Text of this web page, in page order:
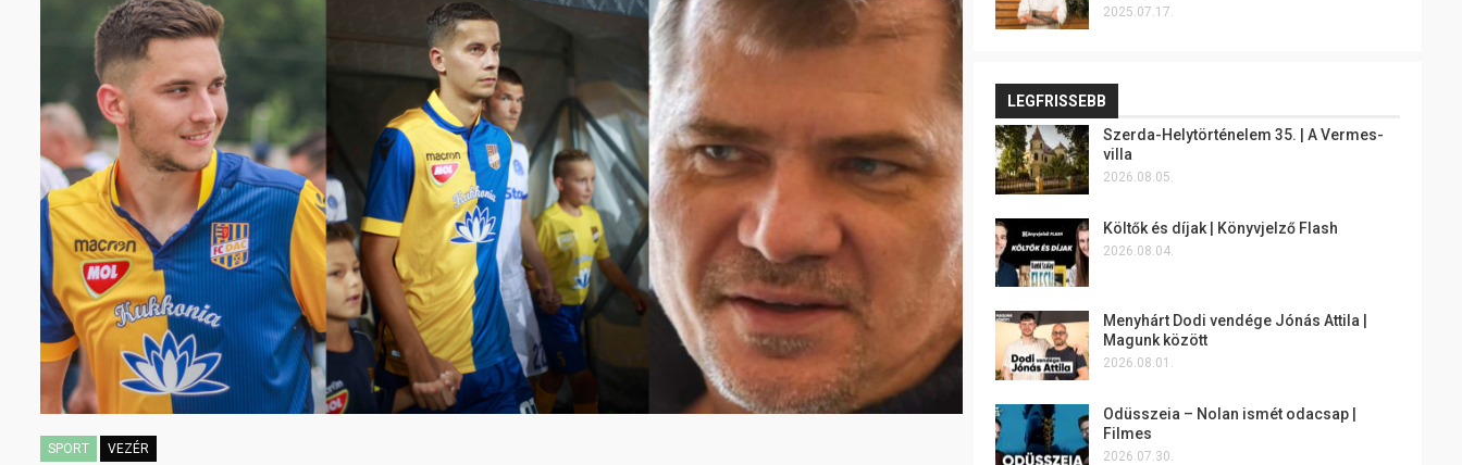
SPORT VEZÉR
2025.07.17.
LEGFRISSEBB
Szerda-Helytörténelem 35. | A Vermes-
villa
2026.08.05.
Költők és díjak | Könyvjelző Flash
2026.08.04.
Menyhárt Dodi vendége Jónás Attila |
Magunk között
2026.08.01.
Odüsszeia – Nolan ismét odacsap |
Filmes
2026.07.30.